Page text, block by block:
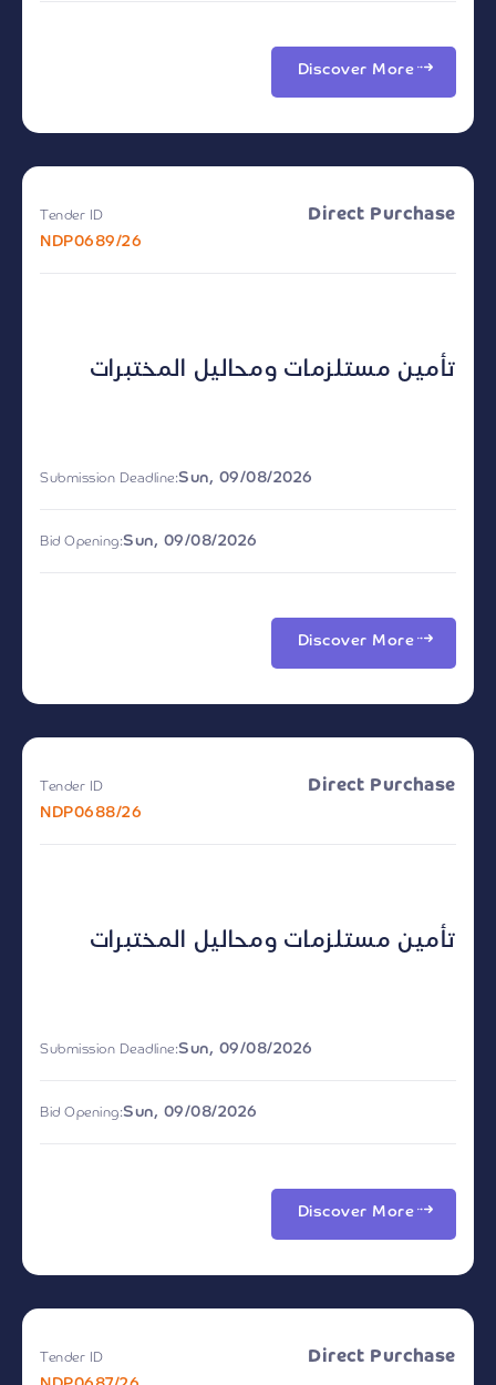
Discover More
Tender ID
NDP0689/26
Direct Purchase
تأمين مستلزمات ومحاليل المختبرات
Submission Deadline:Sun, 09/08/2026
Bid Opening:Sun, 09/08/2026
Discover More
Tender ID
NDP0688/26
Direct Purchase
تأمين مستلزمات ومحاليل المختبرات
Submission Deadline:Sun, 09/08/2026
Bid Opening:Sun, 09/08/2026
Discover More
Tender ID Direct Purchase